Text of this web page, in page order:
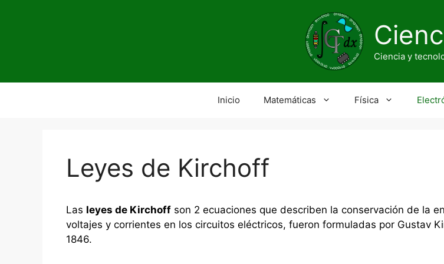
Ciencia y
Inicio Matemáticas Física
Leyes de Kirchoff
Las leyes de Kirchoff son 2 ecuaciones que describen la conservación de la
voltajes y corrientes en los circuitos eléctricos, fueron formuladas por Gustav
1846.